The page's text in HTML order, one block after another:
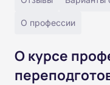
О профессии
О курсе